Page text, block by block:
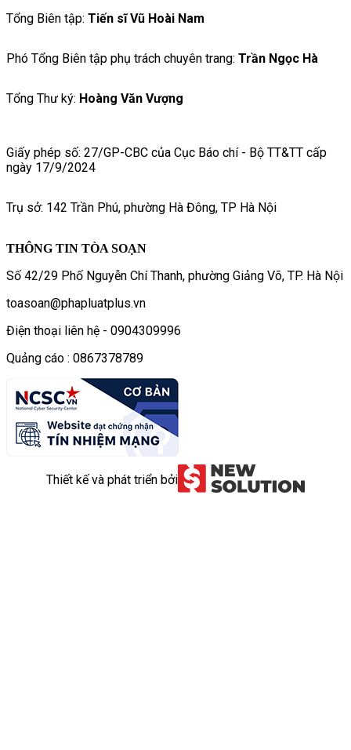
Tổng Biên tập: Tiến sĩ Vũ Hoài Nam
Phó Tổng Biên tập phụ trách chuyên trang: Trần Ngọc Hà
Tổng Thư ký: Hoàng Văn Vượng
Giấy phép số: 27/GP-CBC của Cục Báo chí - Bộ TT&TT cấp
ngày 17/9/2024
Trụ sở: 142 Trần Phú, phường Hà Đông, TP Hà Nội
THÔNG TIN TÒA SOẠN
Số 42/29 Phố Nguyễn Chí Thanh, phường Giảng Võ, TP. Hà Nội
toasoan@phapluatplus.vn
Điện thoại liên hệ - 0904309996
Quảng cáo : 0867378789
Thiết kế và phát triển bởi